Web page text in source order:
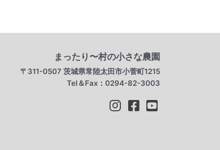
まったり〜村の小さな農園
〒311-0507 茨城県常陸太田市小菅町1215
Tel＆Fax：0294-82-3003